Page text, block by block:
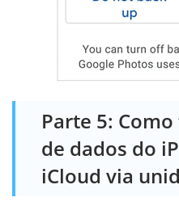
Parte 5:
de dados do
iCloud via